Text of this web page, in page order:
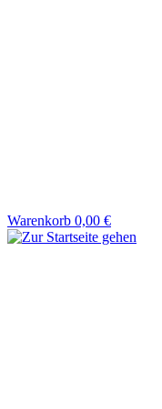
Warenkorb 0,00 €